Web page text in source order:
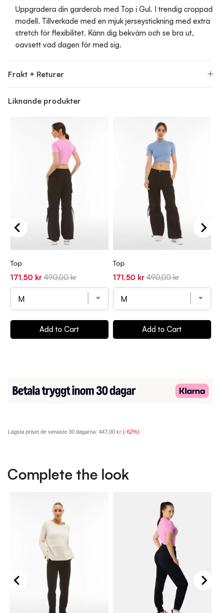
Uppgradera din garderob med Top i Gul. I trendig croppad
modell. Tillverkade med en mjuk jerseystickning med extra
stretch för flexibilitet. Känn dig bekväm och se bra ut,
oavsett vad dagen för med sig.
Frakt + Returer
Liknande produkter
Top
Sale
price
171,50 krOriginal
price
490,00 kr
Add to Cart
Top
Sale
price
171,50 krOriginal
price
490,00 kr
Add to Cart
Lägsta priset de senaste 30 dagarna: 447,00 kr (-62%)
Complete the look